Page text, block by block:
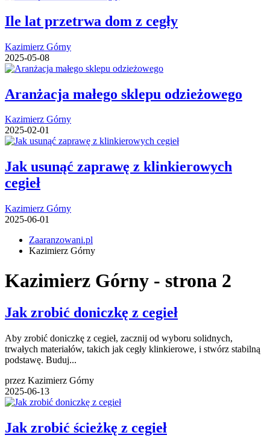
Ile lat przetrwa dom z cegły
Kazimierz Górny
2025-05-08
Aranżacja małego sklepu odzieżowego
Kazimierz Górny
2025-02-01
Jak usunąć zaprawę z klinkierowych
cegieł
Kazimierz Górny
2025-06-01
Zaaranzowani.pl
Kazimierz Górny
Kazimierz Górny - strona 2
Jak zrobić doniczkę z cegieł
Aby zrobić doniczkę z cegieł, zacznij od wyboru solidnych,
trwałych materiałów, takich jak cegły klinkierowe, i stwórz stabilną
podstawę. Buduj...
przez Kazimierz Górny
2025-06-13
Jak zrobić ścieżkę z cegieł